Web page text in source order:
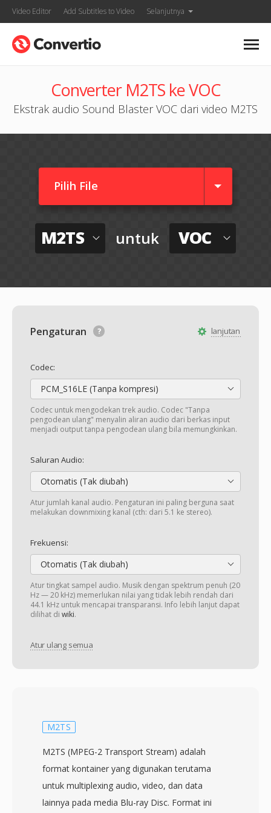
Video Editor Add Subtitles to Video Selanjutnya
Converter M2TS ke VOC
Ekstrak audio Sound Blaster VOC dari video M2TS
Pilih File
M2TS untuk VOC
lanjutan
Pengaturan
Codec:
PCM_S16LE (Tanpa kompresi)
Codec untuk mengodekan trek audio. Codec "Tanpa
pengodean ulang" menyalin aliran audio dari berkas input
menjadi output tanpa pengodean ulang bila memungkinkan.
Saluran Audio:
Otomatis (Tak diubah)
Atur jumlah kanal audio. Pengaturan ini paling berguna saat
melakukan downmixing kanal (cth: dari 5.1 ke stereo).
Frekuensi:
Otomatis (Tak diubah)
Atur tingkat sampel audio. Musik dengan spektrum penuh (20
Hz — 20 kHz) memerlukan nilai yang tidak lebih rendah dari
44.1 kHz untuk mencapai transparansi. Info lebih lanjut dapat
dilihat di wiki.
Atur ulang semua
M2TS
M2TS (MPEG-2 Transport Stream) adalah
format kontainer yang digunakan terutama
untuk multiplexing audio, video, dan data
lainnya pada media Blu-ray Disc. Format ini